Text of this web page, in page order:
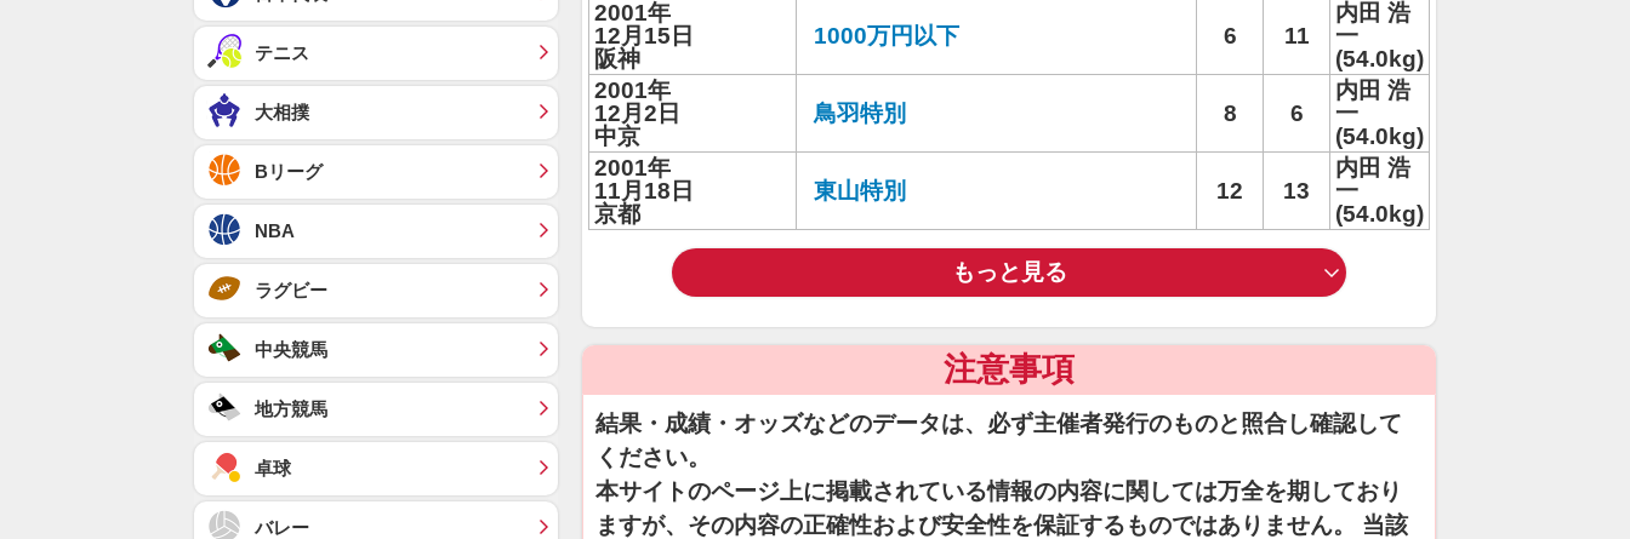
2001年
12月15日
阪神
1000万円以下 6 11
内田 浩
一
(54.0kg)
2001年
12月2日
中京
鳥羽特別 8 6
内田 浩
一
(54.0kg)
2001年
11月18日
京都
東山特別 12 13
内田 浩
一
(54.0kg)
もっと見る
注意事項
結果・成績・オッズなどのデータは、必ず主催者発行のものと照合し確認して
ください。
本サイトのページ上に掲載されている情報の内容に関しては万全を期しており
ますが、その内容の正確性および安全性を保証するものではありません。 当該
テニス
大相撲
Bリーグ
NBA
ラグビー
中央競馬
地方競馬
卓球
バレー